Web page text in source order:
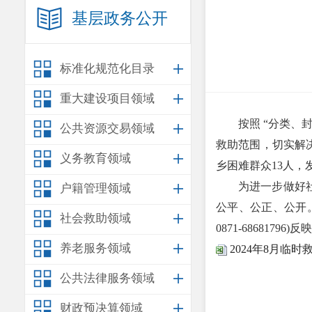
基层政务公开
标准化规范化目录
重大建设项目领域
公共资源交易领域
义务教育领域
户籍管理领域
社会救助领域
养老服务领域
公共法律服务领域
财政预决算领域
按照 “分类、封
救助范围，切实解
乡困难群众13人，
为进一步做好社
公平、公正、公开
0871-68681796)反
2024年8月临时